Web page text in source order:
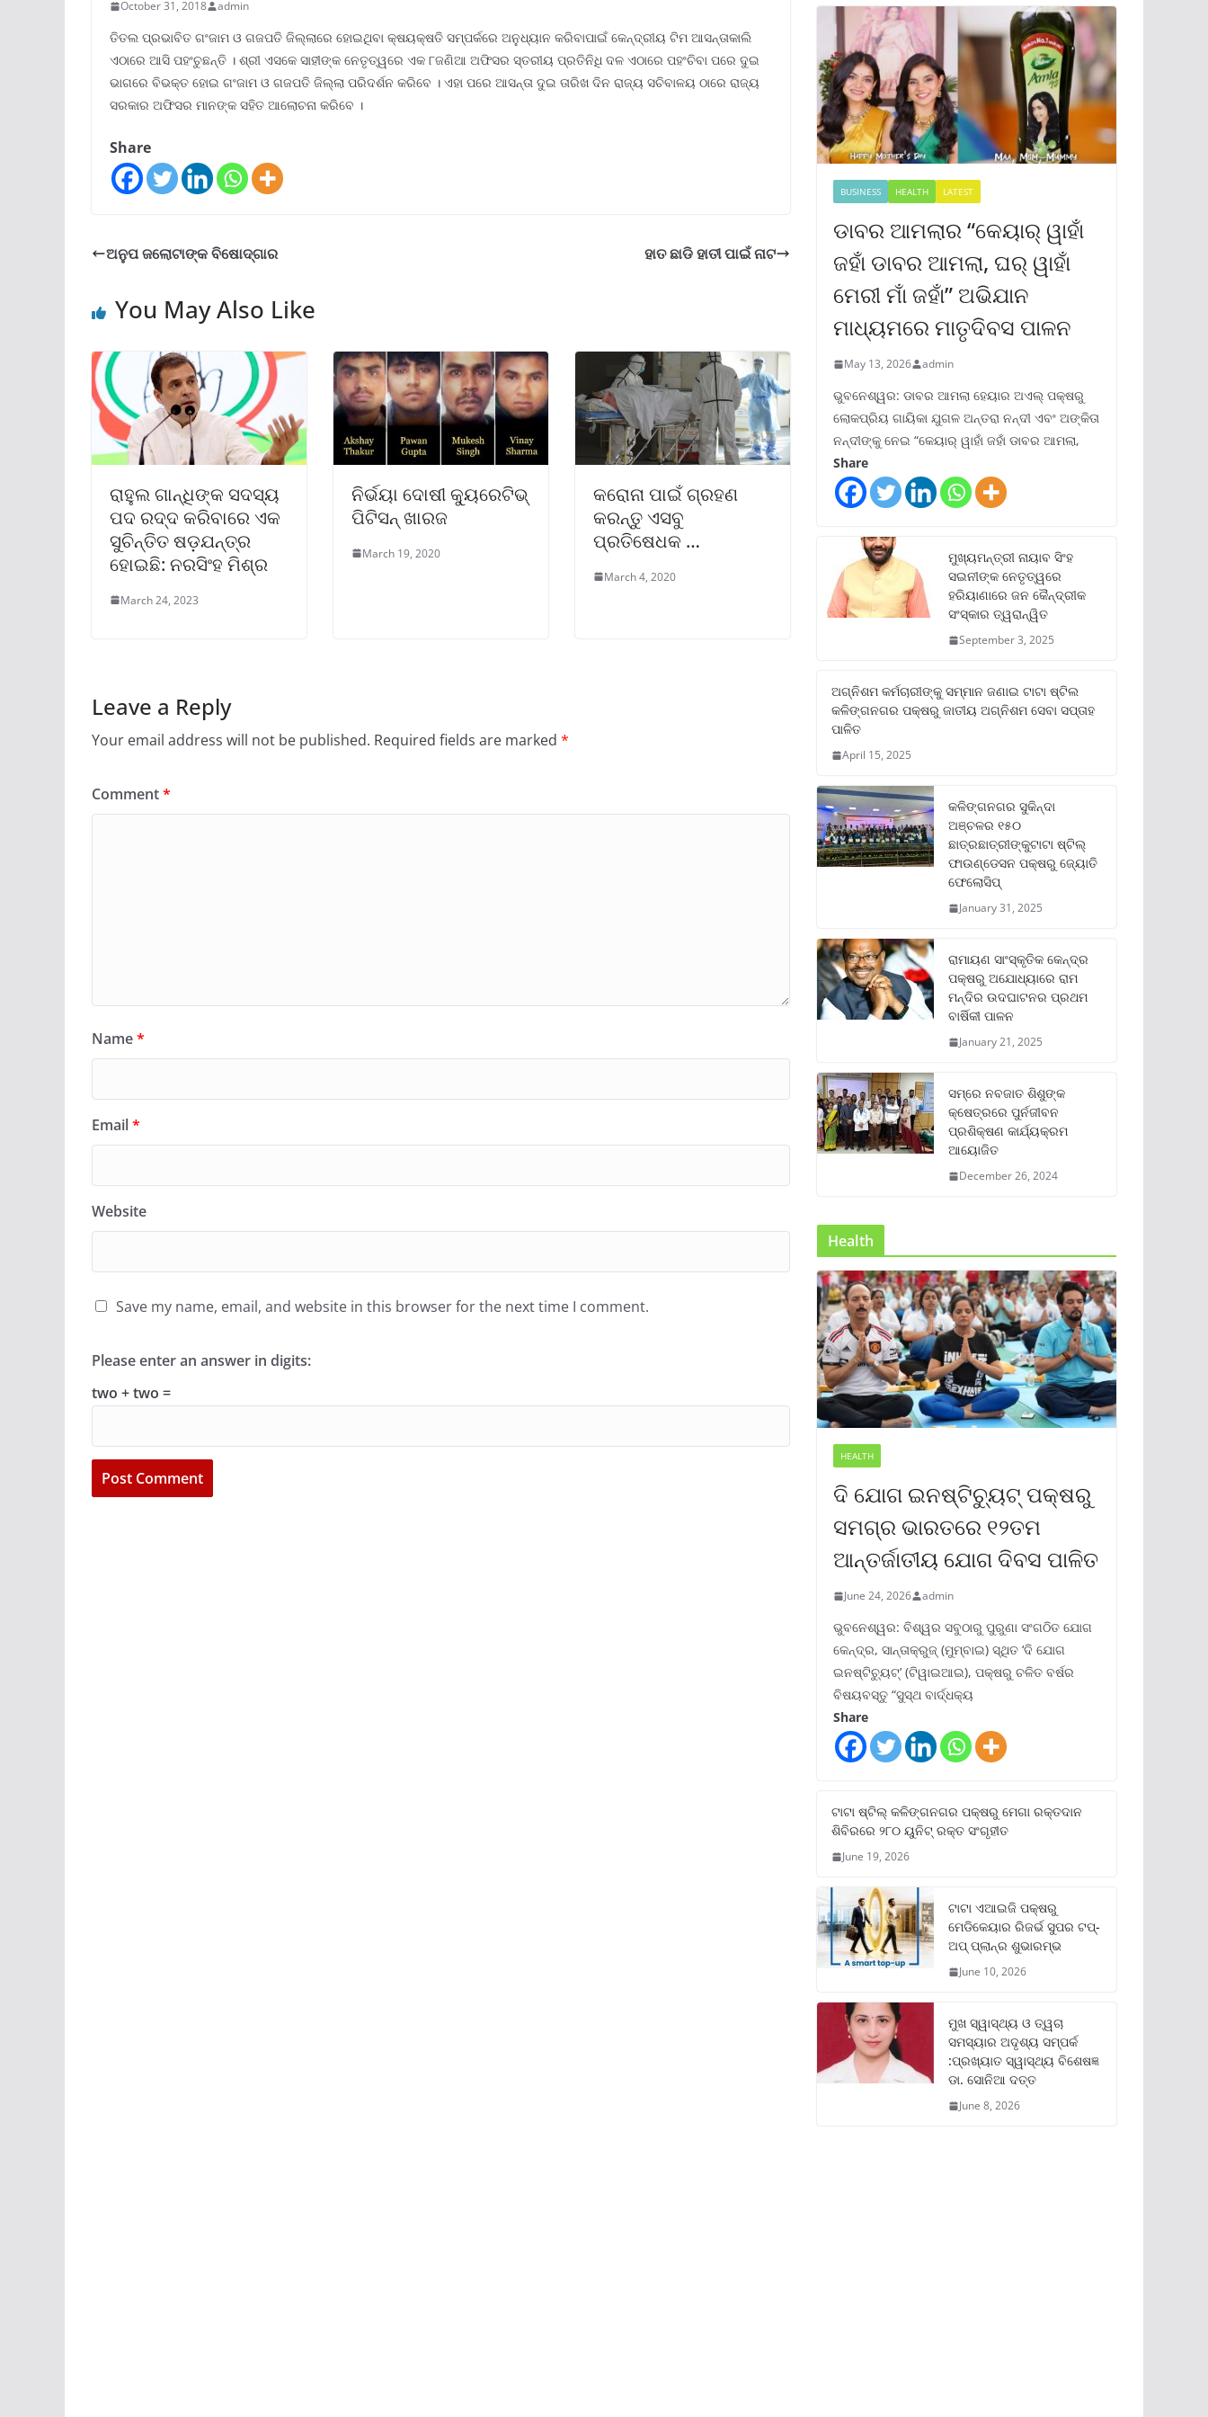
October 31, 2018 admin
ତିତଲ ପ୍ରଭାବିତ ଗଂଜାମ ଓ ଗଜପତି ଜିଲ୍ଲାରେ ହୋଇଥିବା କ୍ଷୟକ୍ଷତି ସମ୍ପର୍କରେ ଅନୁଧ୍ୟାନ କରିବାପାଇଁ କେନ୍ଦ୍ରୀୟ ଟିମ ଆସନ୍ତାକାଲି
ଏଠାରେ ଆସି ପହଂଚୁଛନ୍ତି । ଶ୍ରୀ ଏସକେ ସାହୀଙ୍କ ନେତୃତ୍ୱରେ ଏକ ୮ଜଣିଆ ଅଫିସର ସ୍ତରୀୟ ପ୍ରତିନିଧି ଦଳ ଏଠାରେ ପହଂଚିବା ପରେ ଦୁଇ
ଭାଗରେ ବିଭକ୍ତ ହୋଇ ଗଂଜାମ ଓ ଗଜପତି ଜିଲ୍ଲା ପରିଦର୍ଶନ କରିବେ । ଏହା ପରେ ଆସନ୍ତା ଦୁଇ ତାରିଖ ଦିନ ରାଜ୍ୟ ସଚିବାଳୟ ଠାରେ ରାଜ୍ୟ
ସରକାର ଅଫିସର ମାନଙ୍କ ସହିତ ଆଲୋଚନା କରିବେ ।
Share
ଅନୁପ ଜଲୋଟାଙ୍କ ବିଷୋଦ୍ଗାର ହାତ ଛାଡି ହାତୀ ପାଇଁ ନାଟ
You May Also Like
ରାହୁଲ ଗାନ୍ଧିଙ୍କ ସଦସ୍ୟ
ପଦ ରଦ୍ଦ କରିବାରେ ଏକ
ସୁଚିନ୍ତିତ ଷଡ଼ଯନ୍ତ୍ର
ହୋଇଛି: ନରସିଂହ ମିଶ୍ର
March 24, 2023
ନିର୍ଭୟା ଦୋଷୀ କ୍ୟୁରେଟିଭ୍
ପିଟିସନ୍ ଖାରଜ
March 19, 2020
କରୋନା ପାଇଁ ଗ୍ରହଣ
କରନ୍ତୁ ଏସବୁ
ପ୍ରତିଷେଧକ …
March 4, 2020
Leave a Reply
Your email address will not be published. Required fields are marked *
Comment*
Name*
Email*
Website
Save my name, email, and website in this browser for the next time I comment.
Please enter an answer in digits:
two + two =
BUSINESS HEALTH LATEST
ଡାବର ଆମଲାର “କେୟାର୍ ୱାହାଁ
ଜହାଁ ଡାବର ଆମଲା, ଘର୍ ୱାହାଁ
ମେରୀ ମାଁ ଜହାଁ” ଅଭିଯାନ
ମାଧ୍ୟମରେ ମାତୃଦିବସ ପାଳନ
May 13, 2026 admin
ଭୁବନେଶ୍ୱର: ଡାବର ଆମଲା ହେୟାର ଅଏଲ୍ ପକ୍ଷରୁ
ଲୋକପ୍ରିୟ ଗାୟିକା ଯୁଗଳ ଅନ୍ତରା ନନ୍ଦୀ ଏବଂ ଅଙ୍କିତା
ନନ୍ଦୀଙ୍କୁ ନେଇ “କେୟାର୍ ୱାହାଁ ଜହାଁ ଡାବର ଆମଲା,
Share
ମୁଖ୍ୟମନ୍ତ୍ରୀ ନାୟାବ ସିଂହ
ସଇନୀଙ୍କ ନେତୃତ୍ୱରେ
ହରିୟାଣାରେ ଜନ କୈନ୍ଦ୍ରୀକ
ସଂସ୍କାର ତ୍ୱରାନ୍ୱିତ
September 3, 2025
ଅଗ୍ନିଶମ କର୍ମଚାରୀଙ୍କୁ ସମ୍ମାନ ଜଣାଇ ଟାଟା ଷ୍ଟିଲ
କଳିଙ୍ଗନଗର ପକ୍ଷରୁ ଜାତୀୟ ଅଗ୍ନିଶମ ସେବା ସପ୍ତାହ
ପାଳିତ
April 15, 2025
କଳିଙ୍ଗନଗର ସୁକିନ୍ଦା
ଅଞ୍ଚଳର ୧୫୦
ଛାତ୍ରଛାତ୍ରୀଙ୍କୁଟାଟା ଷ୍ଟିଲ୍
ଫାଉଣ୍ଡେସନ ପକ୍ଷରୁ ଜ୍ୟୋତି
ଫେଲୋସିପ୍‌
January 31, 2025
ରାମାୟଣ ସାଂସ୍କୃତିକ କେନ୍ଦ୍ର
ପକ୍ଷରୁ ଅଯୋଧ୍ୟାରେ ରାମ
ମନ୍ଦିର ଉଦଘାଟନର ପ୍ରଥମ
ବାର୍ଷିକୀ ପାଳନ
January 21, 2025
ସମ୍‌ରେ ନବଜାତ ଶିଶୁଙ୍କ
କ୍ଷେତ୍ରରେ ପୁର୍ନଜୀବନ
ପ୍ରଶିକ୍ଷଣ କାର୍ଯ୍ୟକ୍ରମ
ଆୟୋଜିତ
December 26, 2024
Health
HEALTH
ଦି ଯୋଗ ଇନଷ୍ଟିଚ୍ୟୁଟ୍ ପକ୍ଷରୁ
ସମଗ୍ର ଭାରତରେ ୧୨ତମ
ଆନ୍ତର୍ଜାତୀୟ ଯୋଗ ଦିବସ ପାଳିତ
June 24, 2026 admin
ଭୁବନେଶ୍ୱର: ବିଶ୍ୱର ସବୁଠାରୁ ପୁରୁଣା ସଂଗଠିତ ଯୋଗ
କେନ୍ଦ୍ର, ସାନ୍ତାକ୍ରୁଜ୍ (ମୁମ୍ବାଇ) ସ୍ଥିତ ‘ଦି ଯୋଗ
ଇନଷ୍ଟିଚ୍ୟୁଟ୍‌’ (ଟିୱାଇଆଇ), ପକ୍ଷରୁ ଚଳିତ ବର୍ଷର
ବିଷୟବସ୍ତୁ “ସୁସ୍ଥ ବାର୍ଦ୍ଧକ୍ୟ
Share
ଟାଟା ଷ୍ଟିଲ୍‌ କଳିଙ୍ଗନଗର ପକ୍ଷରୁ ମେଗା ରକ୍ତଦାନ
ଶିବିରରେ ୨୮୦ ୟୁନିଟ୍‌ ରକ୍ତ ସଂଗୃହୀତ
June 19, 2026
ଟାଟା ଏଆଇଜି ପକ୍ଷରୁ
ମେଡିକେୟାର ରିଜର୍ଭ ସୁପର ଟପ୍‌-
ଅପ୍ ପ୍ଲାନ୍‌ର ଶୁଭାରମ୍ଭ
June 10, 2026
ମୁଖ ସ୍ୱାସ୍ଥ୍ୟ ଓ ତ୍ୱଚା
ସମସ୍ୟାର ଅଦୃଶ୍ୟ ସମ୍ପର୍କ
:ପ୍ରଖ୍ୟାତ ସ୍ୱାସ୍ଥ୍ୟ ବିଶେଷଜ୍ଞ
ଡା. ସୋନିଆ ଦତ୍ତ
June 8, 2026